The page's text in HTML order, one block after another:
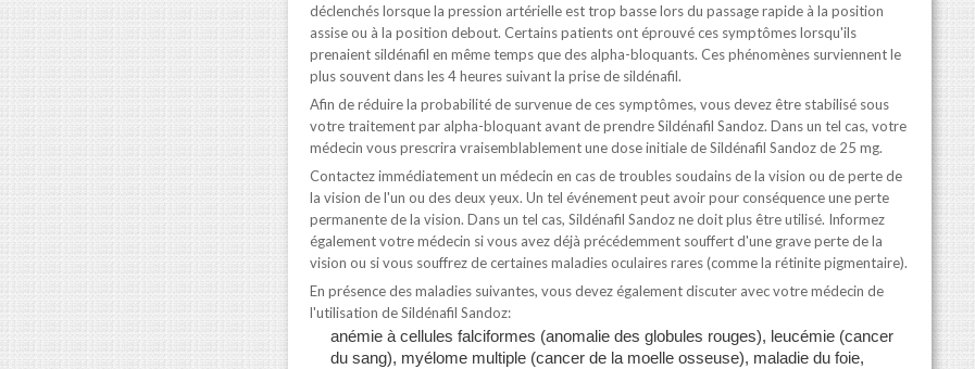
déclenchés lorsque la pression artérielle est trop basse lors du passage rapide à la position
assise ou à la position debout. Certains patients ont éprouvé ces symptômes lorsqu'ils
prenaient sildénafil en même temps que des alpha-bloquants. Ces phénomènes surviennent le
plus souvent dans les 4 heures suivant la prise de sildénafil.
Afin de réduire la probabilité de survenue de ces symptômes, vous devez être stabilisé sous
votre traitement par alpha-bloquant avant de prendre Sildénafil Sandoz. Dans un tel cas, votre
médecin vous prescrira vraisemblablement une dose initiale de Sildénafil Sandoz de 25 mg.
Contactez immédiatement un médecin en cas de troubles soudains de la vision ou de perte de
la vision de l'un ou des deux yeux. Un tel événement peut avoir pour conséquence une perte
permanente de la vision. Dans un tel cas, Sildénafil Sandoz ne doit plus être utilisé. Informez
également votre médecin si vous avez déjà précédemment souffert d'une grave perte de la
vision ou si vous souffrez de certaines maladies oculaires rares (comme la rétinite pigmentaire).
En présence des maladies suivantes, vous devez également discuter avec votre médecin de
l'utilisation de Sildénafil Sandoz:
anémie à cellules falciformes (anomalie des globules rouges), leucémie (cancer
du sang), myélome multiple (cancer de la moelle osseuse), maladie du foie,